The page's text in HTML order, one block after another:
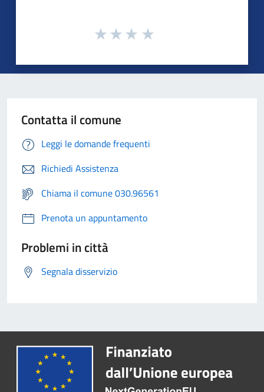
Contatta il comune
Leggi le domande frequenti
Richiedi Assistenza
Chiama il comune 030.96561
Prenota un appuntamento
Problemi in città
Segnala disservizio